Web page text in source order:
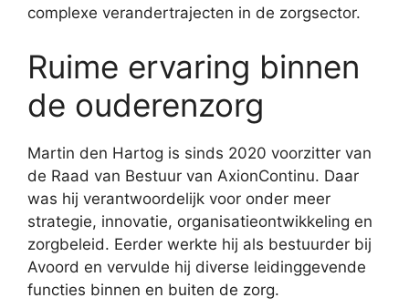
complexe verandertrajecten in de zorgsector.
Ruime ervaring binnen
de ouderenzorg
Martin den Hartog is sinds 2020 voorzitter van
de Raad van Bestuur van AxionContinu. Daar
was hij verantwoordelijk voor onder meer
strategie, innovatie, organisatieontwikkeling en
zorgbeleid. Eerder werkte hij als bestuurder bij
Avoord en vervulde hij diverse leidinggevende
functies binnen en buiten de zorg.